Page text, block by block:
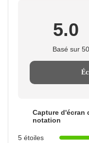
5.0
Basé sur
Capture d'écran
notation
5 étoiles